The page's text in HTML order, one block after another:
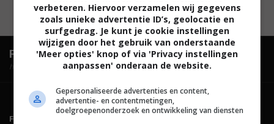
FilmTotaal.Hét online filmoverzicht.
hosted by
FILMTOTAAL
verbeteren. Hiervoor verzamelen wij gegevens
zoals unieke advertentie ID’s, geolocatie en
surfgedrag. Je kunt je cookie instellingen
wijzigen door het gebruik van onderstaande
'Meer opties' knop of via 'Privacy instellingen
aanpassen' onderaan de website.
Gepersonaliseerde advertenties en content,
advertentie- en contentmetingen,
doelgroepenonderzoek en ontwikkeling van diensten